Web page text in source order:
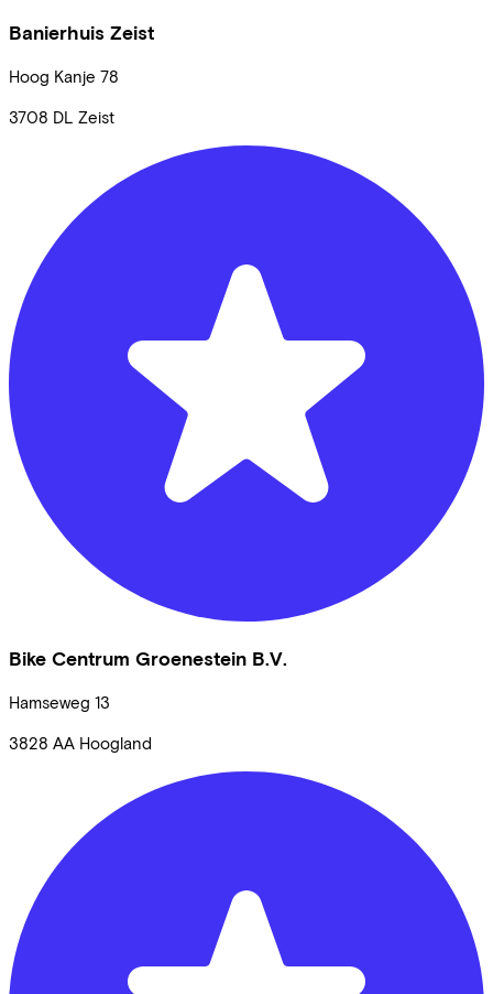
Banierhuis Zeist
Hoog Kanje 78
3708 DL Zeist
Bike Centrum Groenestein B.V.
Hamseweg 13
3828 AA Hoogland